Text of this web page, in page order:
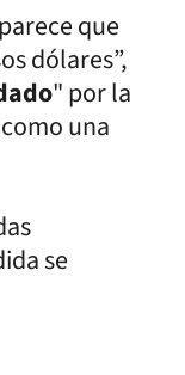
que
dólares”,
" por la
una
se